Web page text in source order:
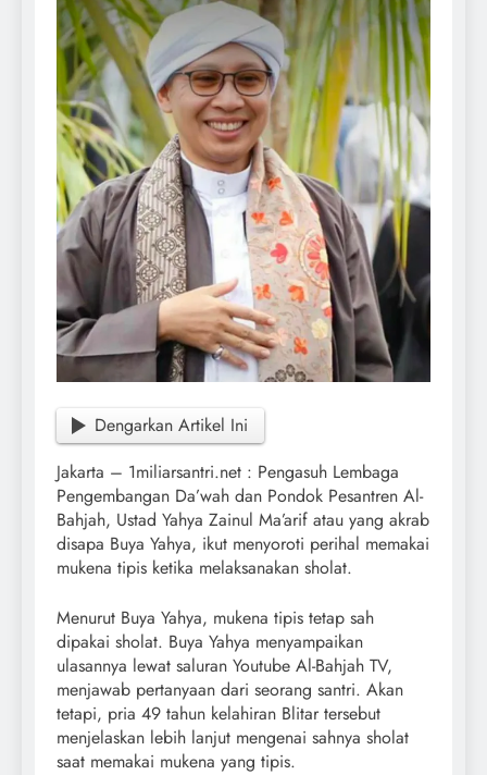
Dengarkan Artikel Ini
Jakarta – 1miliarsantri.net : Pengasuh Lembaga
Pengembangan Da’wah dan Pondok Pesantren Al-
Bahjah, Ustad Yahya Zainul Ma’arif atau yang akrab
disapa Buya Yahya, ikut menyoroti perihal memakai
mukena tipis ketika melaksanakan sholat.
Menurut Buya Yahya, mukena tipis tetap sah
dipakai sholat. Buya Yahya menyampaikan
ulasannya lewat saluran Youtube Al-Bahjah TV,
menjawab pertanyaan dari seorang santri. Akan
tetapi, pria 49 tahun kelahiran Blitar tersebut
menjelaskan lebih lanjut mengenai sahnya sholat
saat memakai mukena yang tipis.